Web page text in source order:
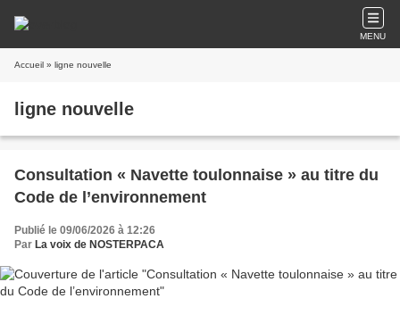
MENU
Accueil » ligne nouvelle
ligne nouvelle
Consultation « Navette toulonnaise » au titre du
Code de l’environnement
Publié le 09/06/2026 à 12:26
Par La voix de NOSTERPACA